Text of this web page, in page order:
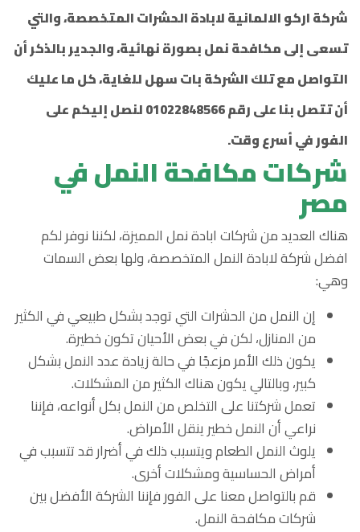
شركة اركو الالمانية لابادة الحشرات المتخصصة، والتي
تسعى إلى مكافحة نمل بصورة نهائية، والجدير بالذكر أن
التواصل مع تلك الشركة بات سهل للغاية، كل ما عليك
أن تتصل بنا على رقم 01022848566 لنصل إليكم على
الفور في أسرع وقت.
شركات مكافحة النمل في
مصر
هناك العديد من شركات ابادة نمل المميزة، لكننا نوفر لكم
افضل شركة لابادة النمل المتخصصة، ولها بعض السمات
وهي:
إن النمل من الحشرات التي توجد بشكل طبيعي في الكثير
من المنازل، لكن في بعض الأحيان تكون خطيرة.
يكون ذلك الأمر مزعجًا في حالة زيادة عدد النمل بشكل
كبير، وبالتالي يكون هناك الكثير من المشكلات.
تعمل شركتنا على التخلص من النمل بكل أنواعه، فإننا
نراعي أن النمل خطير ينقل الأمراض.
يلوث النمل الطعام ويتسبب ذلك في أضرار قد تتسبب في
أمراض الحساسية ومشكلات أخرى.
قم بالتواصل معنا على الفور فإننا الشركة الأفضل بين
شركات مكافحة النمل.